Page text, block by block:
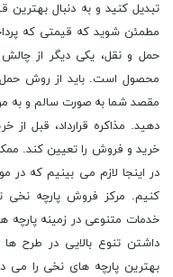
تبدیل کنید و به دنبال
مطمئن شوید که قیمتی که
حمل و نقل، یکی دیگر از
محصول است. باید از روش حمل
مقصد شما به صورت سالم و به
دهید. مذاکره قرارداد، قبل از
خرید و فروش را تعیین کند.
در اینجا لازم می بینیم که در
کنیم. مرکز فروش پارچه نخی
خدمات متنوعی در زمینه پارچه
داشتن تنوع بالایی در طرح
بهترین پارچه های نخی را می